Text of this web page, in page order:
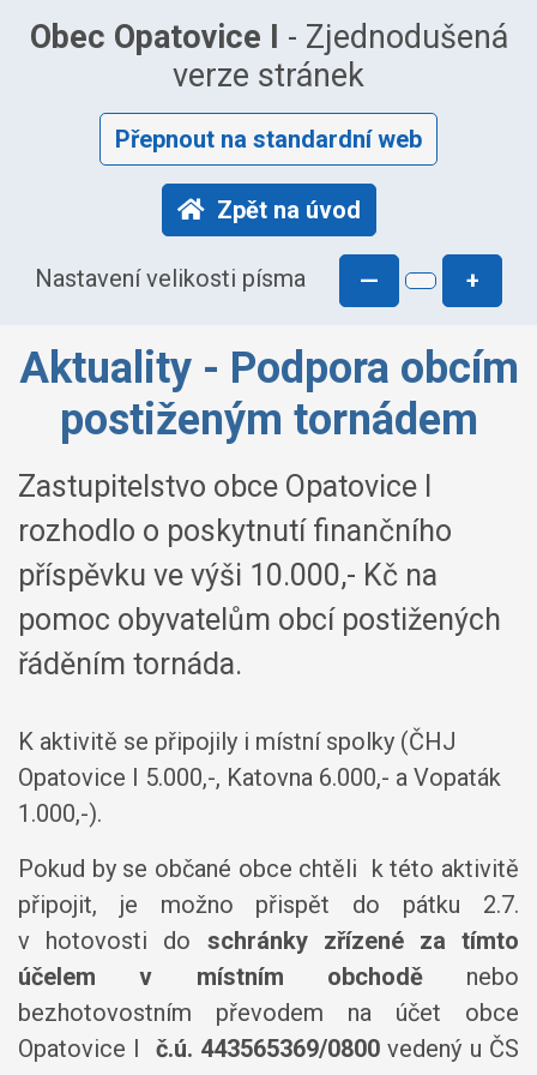
Obec Opatovice I - Zjednodušená
verze stránek
Přepnout na standardní web
Zpět na úvod
Nastavení velikosti písma — +
Aktuality - Podpora obcím
postiženým tornádem
Zastupitelstvo obce Opatovice I
rozhodlo o poskytnutí finančního
příspěvku ve výši 10.000,- Kč na
pomoc obyvatelům obcí postižených
řáděním tornáda.
K aktivitě se připojily i místní spolky (ČHJ
Opatovice I 5.000,-, Katovna 6.000,- a Vopaták
1.000,-).
Pokud by se občané obce chtěli k této aktivitě
připojit, je možno přispět do pátku 2.7.
v hotovosti do schránky zřízené za tímto
účelem v místním obchoděnebo
bezhotovostním převodem na účet obce
Opatovice I č.ú. 443565369/0800 vedený u ČS